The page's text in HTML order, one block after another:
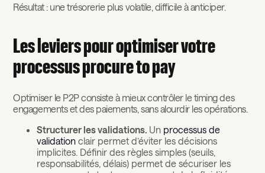
Résultat : une trésorerie plus volatile, difficile à anticiper.
Les leviers pour optimiser votre
processus procure to pay
Optimiser le P2P consiste à mieux contrôler le timing des
engagements et des paiements, sans alourdir les opérations.
Structurer les validations. Un processus de
validation clair permet d’éviter les décisions
implicites. Définir des règles simples (seuils,
responsabilités, délais) permet de sécuriser les